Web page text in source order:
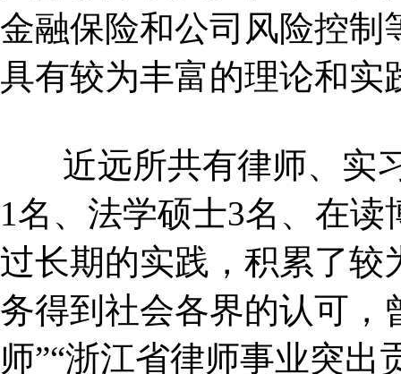
金融保险和公司风险控制
具有较为丰富的理论和实
近远所共有律师、实
1名、法学硕士3名、在
过长期的实践，积累了较
务得到社会各界的认可，
师”“浙江省律师事业突出